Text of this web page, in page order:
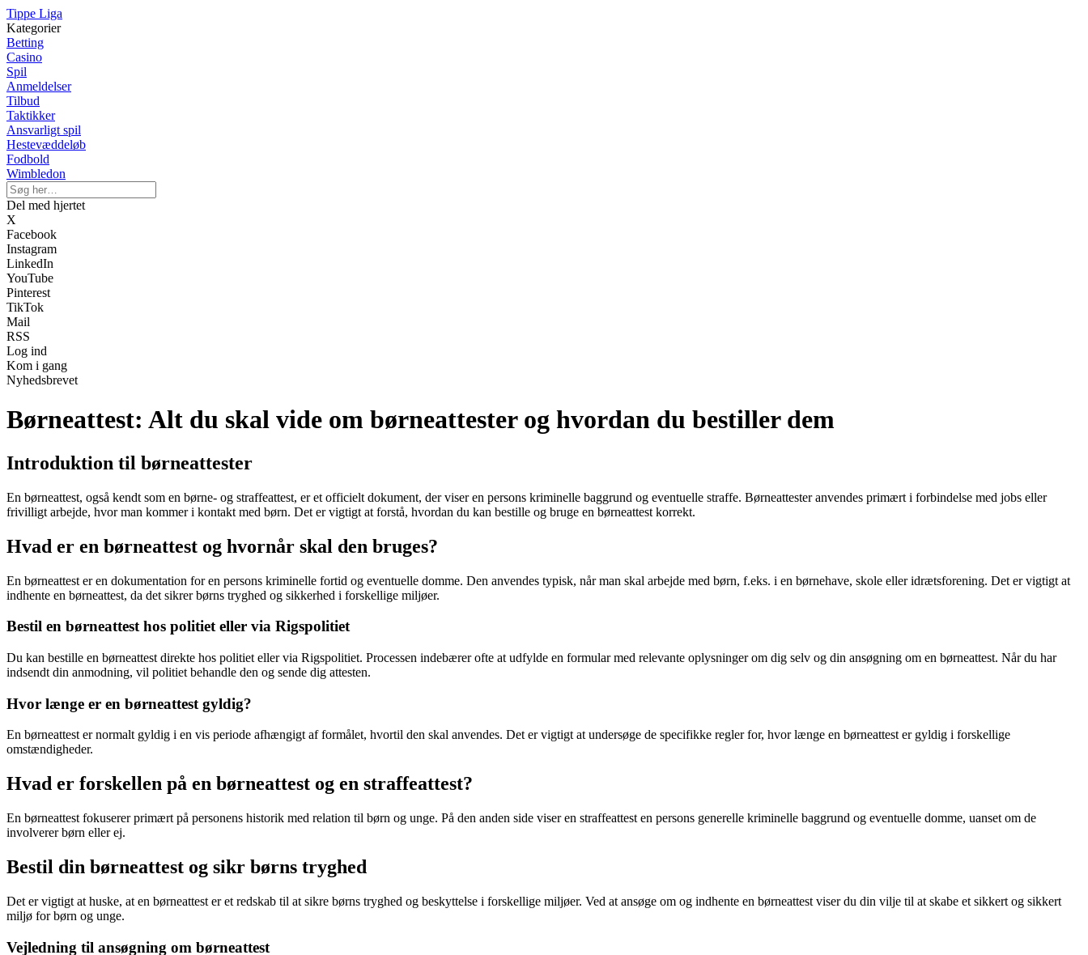
Tippe Liga
Kategorier
Betting
Casino
Spil
Anmeldelser
Tilbud
Taktikker
Ansvarligt spil
Hestevæddeløb
Fodbold
Wimbledon
Del med hjertet
X
Facebook
Instagram
LinkedIn
YouTube
Pinterest
TikTok
Mail
RSS
Log ind
Kom i gang
Nyhedsbrevet
Børneattest: Alt du skal vide om børneattester og hvordan du bestiller dem
Introduktion til børneattester
En børneattest, også kendt som en børne- og straffeattest, er et officielt dokument, der viser en persons kriminelle baggrund og eventuelle straffe. Børneattester anvendes primært i forbindelse med jobs eller
frivilligt arbejde, hvor man kommer i kontakt med børn. Det er vigtigt at forstå, hvordan du kan bestille og bruge en børneattest korrekt.
Hvad er en børneattest og hvornår skal den bruges?
En børneattest er en dokumentation for en persons kriminelle fortid og eventuelle domme. Den anvendes typisk, når man skal arbejde med børn, f.eks. i en børnehave, skole eller idrætsforening. Det er vigtigt at
indhente en børneattest, da det sikrer børns tryghed og sikkerhed i forskellige miljøer.
Bestil en børneattest hos politiet eller via Rigspolitiet
Du kan bestille en børneattest direkte hos politiet eller via Rigspolitiet. Processen indebærer ofte at udfylde en formular med relevante oplysninger om dig selv og din ansøgning om en børneattest. Når du har
indsendt din anmodning, vil politiet behandle den og sende dig attesten.
Hvor længe er en børneattest gyldig?
En børneattest er normalt gyldig i en vis periode afhængigt af formålet, hvortil den skal anvendes. Det er vigtigt at undersøge de specifikke regler for, hvor længe en børneattest er gyldig i forskellige
omstændigheder.
Hvad er forskellen på en børneattest og en straffeattest?
En børneattest fokuserer primært på personens historik med relation til børn og unge. På den anden side viser en straffeattest en persons generelle kriminelle baggrund og eventuelle domme, uanset om de
involverer børn eller ej.
Bestil din børneattest og sikr børns tryghed
Det er vigtigt at huske, at en børneattest er et redskab til at sikre børns tryghed og beskyttelse i forskellige miljøer. Ved at ansøge om og indhente en børneattest viser du din vilje til at skabe et sikkert og sikkert
miljø for børn og unge.
Vejledning til ansøgning om børneattest